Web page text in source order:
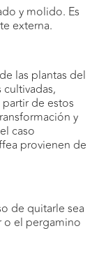
y molido. Es
externa.
las plantas del
de estos
y
caso
provienen de
de quitarle sea
o el pergamino